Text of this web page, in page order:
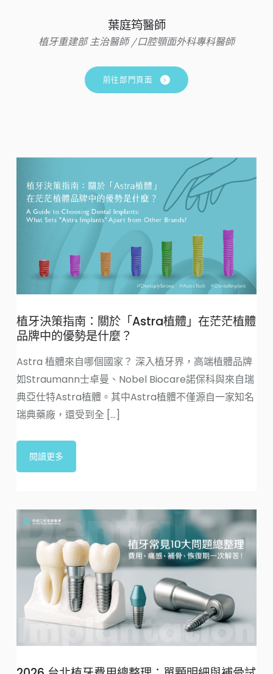
葉庭筠醫師
植牙重建部 主治醫師 /口腔顎面外科專科醫師
前往部門頁面
植牙決策指南：關於「Astra植體」在茫茫植體
品牌中的優勢是什麼？
Astra 植體來自哪個國家？ 深入植牙界，高端植體品牌
如Straumann士卓曼、Nobel Biocare諾保科與來自瑞
典亞仕特Astra植體。其中Astra植體不僅源自一家知名
瑞典藥廠，還受到全 [...]
閱讀更多